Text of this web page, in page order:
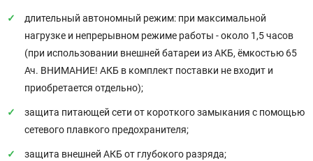
длительный автономный режим: при максимальной
нагрузке и непрерывном режиме работы - около 1,5 часов
(при использовании внешней батареи из АКБ, ёмкостью 65
Ач. ВНИМАНИЕ! АКБ в комплект поставки не входит и
приобретается отдельно);
защита питающей сети от короткого замыкания с помощью
сетевого плавкого предохранителя;
защита внешней АКБ от глубокого разряда;